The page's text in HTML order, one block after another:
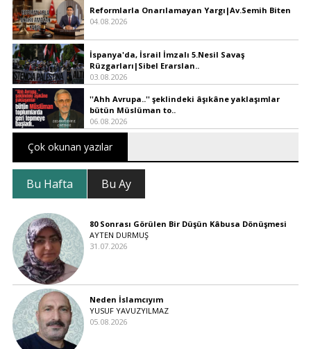
Reformlarla Onarılamayan Yargı|Av.Semih Biten
04.08.2026
İspanya'da, İsrail İmzalı 5.Nesil Savaş
Rüzgarları|Sibel Erarslan..
03.08.2026
''Ahh Avrupa..'' şeklindeki âşıkâne yaklaşımlar
bütün Müslüman to..
06.08.2026
Çok okunan yazılar
Bu Hafta Bu Ay
80 Sonrası Görülen Bir Düşün Kâbusa Dönüşmesi
AYTEN DURMUŞ
31.07.2026
Neden İslamcıyım
YUSUF YAVUZYILMAZ
05.08.2026